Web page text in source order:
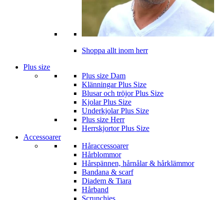
Shoppa allt inom herr
Plus size
Plus size Dam
Klänningar Plus Size
Blusar och tröjor Plus Size
Kjolar Plus Size
Underkjolar Plus Size
Plus size Herr
Herrskjortor Plus Size
Accessoarer
Håraccessoarer
Hårblommor
Hårspännen, hårnålar & hårklämmor
Bandana & scarf
Diadem & Tiara
Hårband
Scrunchies